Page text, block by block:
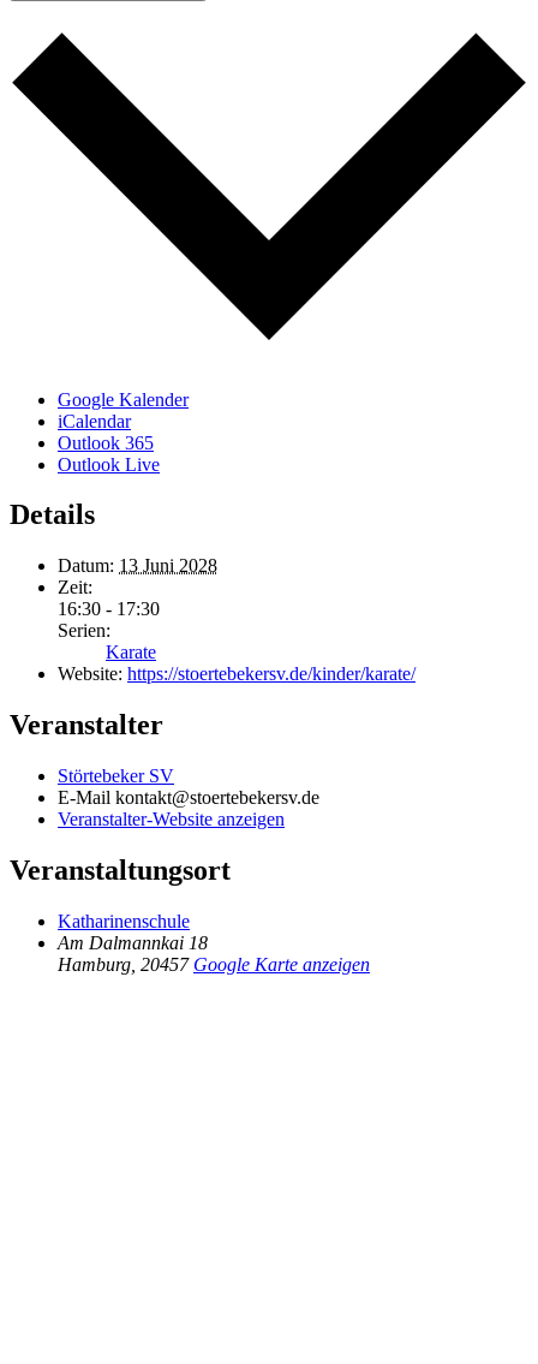
Google Kalender
iCalendar
Outlook 365
Outlook Live
Details
Datum: 13 Juni 2028
Zeit:
16:30 - 17:30
Serien:
Karate
Website: https://stoertebekersv.de/kinder/karate/
Veranstalter
Störtebeker SV
E-Mail kontakt@stoertebekersv.de
Veranstalter-Website anzeigen
Veranstaltungsort
Katharinenschule
Am Dalmannkai 18
Hamburg 20457 Google Karte anzeigen